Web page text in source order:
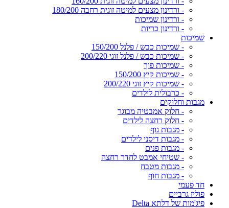
- ורדינון מצעים למיטה זוגית רחבה 180/200
- ורדינון שמיכות
- ורדינון כריות
שמיכות
- שמיכות כבש / פלנל 150/200
- שמיכות כבש / פלנל זוגי 200/220
- שמיכות פוך
- שמיכות קיץ 150/200
- שמיכות קיץ זוגי 200/220
- כרבולית לילדים
מגבות וחלוקים
- חלוק אמבטיה מבוגר
- חלוק רחצה לילדים
- מגבות גוף
- מגבות דיסני לילדים
- מגבות פנים
- שטיחי אמבט לחדר רחצה
- מגבות מטבח
- מגבות חוף
חד פעמי
פוליז גרביים
פיג'מות של דלתא Delta